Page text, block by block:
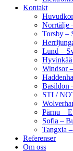
Kontakt
Norrtälje
Torsby –
Lund –
Windsor
Basildon
STI /
Pärnu –
Sofia –
Tangxia
Referenser
Om oss